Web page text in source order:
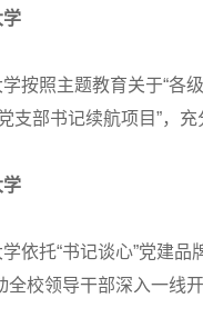
学
照主题教育关于“各级
支部书记续航项目”，
学
托“书记谈心”党建品
全校领导干部深入一线